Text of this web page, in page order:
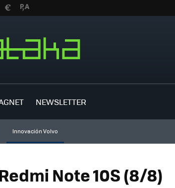
NEWSLETTER
Innovación Volvo
Note 10S (8/8)